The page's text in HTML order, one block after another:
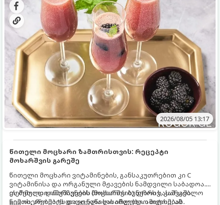
2026/08/05 13:17
წითელი მოცხარი ზამთრისთვის: რეცეპტი
მოხარშვის გარეშე
წითელი მოცხარი ვიტამინების, განსაკუთრებით კი C
ვიტამინისა და ორგანული მჟავების ნამდვილი საბადოა.
თერმული დამუშავების (მოხარშვის) დროს სასარგებლო
ნივთიერებების დიდი ნაწილი იშლება. ამიტომ, ამ
ეს მეთოდი ინარჩუნებს მოცხარის ბუნებრივ, კაშკაშა
გემოს, არომატს და ყველა სასარგებლო თვისებას.